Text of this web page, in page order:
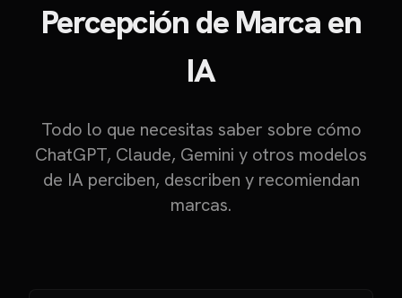
Percepción de Marca en
IA
Todo lo que necesitas saber sobre cómo
ChatGPT, Claude, Gemini y otros modelos
de IA perciben, describen y recomiendan
marcas.